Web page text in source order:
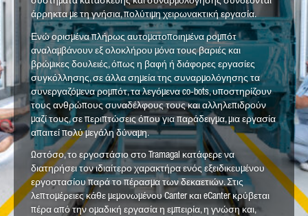
άρρηκτα με τη γνήσια, πολύτιμη χειρωνακτική εργασία.
Ενώ ορισμένα πλήρως αυτοματοποιημένα ρομπότ
αναλαμβάνουν εξ ολοκλήρου μόνα τους βαριές και
βρώμικες δουλειές, όπως η βαφή ή διάφορες εργασίες
συγκόλλησης, σε άλλα σημεία της συναρμολόγησης τα
συνεργαζόμενα ρομπότ, τα λεγόμενα co-bots, υποστηρίζουν
τους ανθρώπους συναδέλφους τους και αλληλεπιδρούν
μαζί τους, σε περιπτώσεις όπου για παράδειγμα, μια εργασία
απαιτεί πολύ μεγάλη δύναμη.
Ωστόσο, το εργοστάσιο στο Tramagal κατάφερε να
διατηρήσει τον ιδιαίτερο χαρακτήρα ενός εξειδικευμένου
εργοστασίου παρά το πέρασμα των δεκαετιών. Στις
λεπτομέρειες κάθε μεμονωμένου Canter και eCanter κρύβεται
πέρα από την ομαδική εργασία η εμπειρία, η γνώση και,